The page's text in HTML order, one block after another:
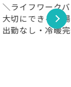
／ 自分を
し・休日